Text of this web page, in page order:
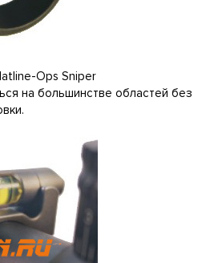
Ops Sniper
на большинстве областей без